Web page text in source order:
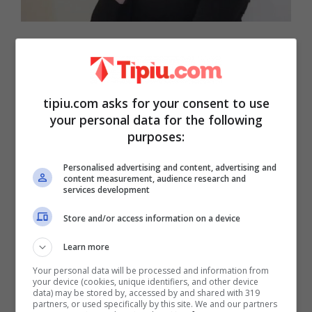
Si è trasferita da Palermo a Roma
per studiare recitazione
Lorena Cacciatoreè nata a Palermo nel
tipiu.com asks for your consent to use
your personal data for the following
purposes:
Personalised advertising and content, advertising and
content measurement, audience research and
services development
Store and/or access information on a device
Learn more
Your personal data will be processed and information from
your device (cookies, unique identifiers, and other device
data) may be stored by, accessed by and shared with 319
partners, or used specifically by this site. We and our partners